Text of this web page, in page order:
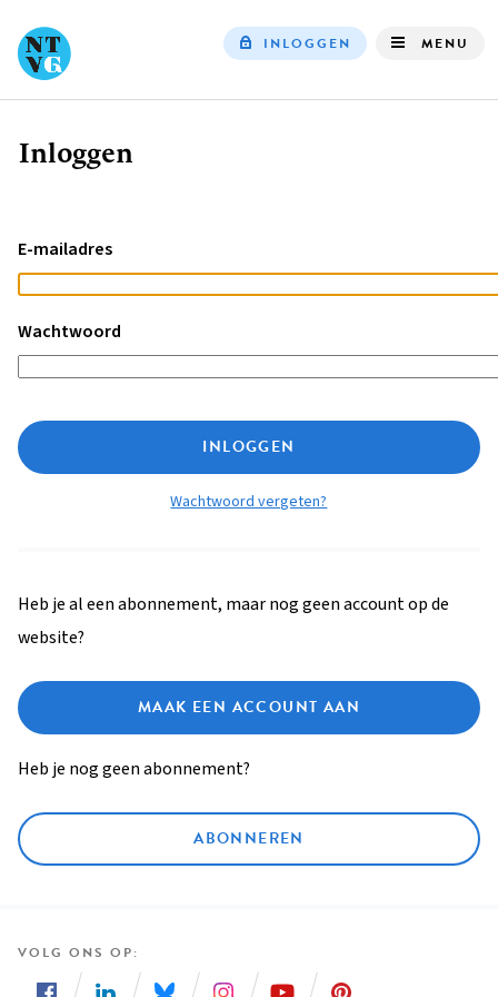
INLOGGEN MENU
Kruimelpad
Inloggen
E-mailadres
Wachtwoord
INLOGGEN
Wachtwoord vergeten?
Heb je al een abonnement, maar nog geen account op de
website?
MAAK EEN ACCOUNT AAN
Heb je nog geen abonnement?
ABONNEREN
VOLG ONS OP